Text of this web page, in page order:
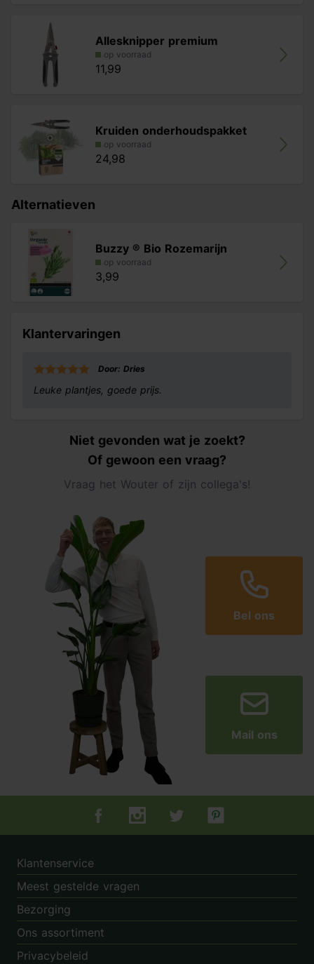
Allesknipper premium
op voorraad
11,99
Kruiden onderhoudspakket
op voorraad
24,98
Alternatieven
Buzzy ® Bio Rozemarijn
op voorraad
3,99
Klantervaringen
Door: Dries
Leuke plantjes, goede prijs.
Niet gevonden wat je zoekt?
Of gewoon een vraag?
Vraag het Wouter of zijn collega's!
Bel ons
Mail ons
Tuincentrum.nl op Facebook
Tuincentrum.nl op Instagram
Tuincentrum.nl op Twitter
Tuincentrum.nl op
Klantenservice
Meest gestelde vragen
Bezorging
Ons assortiment
Privacybeleid